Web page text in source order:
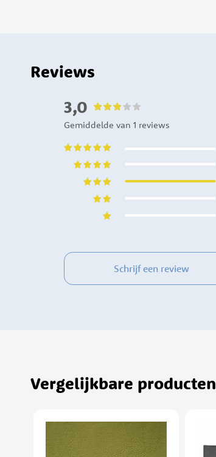
Reviews
3,0
Gemiddelde van 1 reviews
Schrijf een review
Vergelijkbare producten